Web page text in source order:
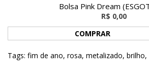
Bolsa Pink Dream
R$ 0,00
COMPRAR
Tags: fim de ano, rosa, metalizado, brilho,